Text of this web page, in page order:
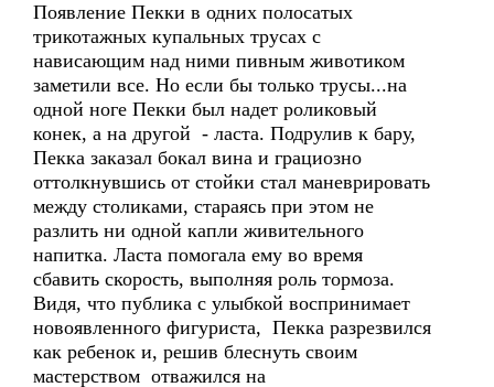
Появление Пекки в одних полосатых
трикотажных купальных трусах с
нависающим над ними пивным животиком
заметили все. Но если бы только трусы...на
одной ноге Пекки был надет роликовый
конек, а на другой - ласта. Подрулив к бару,
Пекка заказал бокал вина и грациозно
оттолкнувшись от стойки стал маневрировать
между столиками, стараясь при этом не
разлить ни одной капли живительного
напитка. Ласта помогала ему во время
сбавить скорость, выполняя роль тормоза.
Видя, что публика с улыбкой воспринимает
новоявленного фигуриста, Пекка разрезвился
как ребенок и, решив блеснуть своим
мастерством отважился на